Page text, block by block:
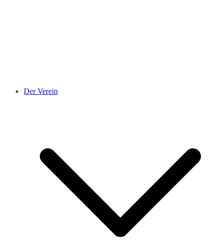
Der Verein